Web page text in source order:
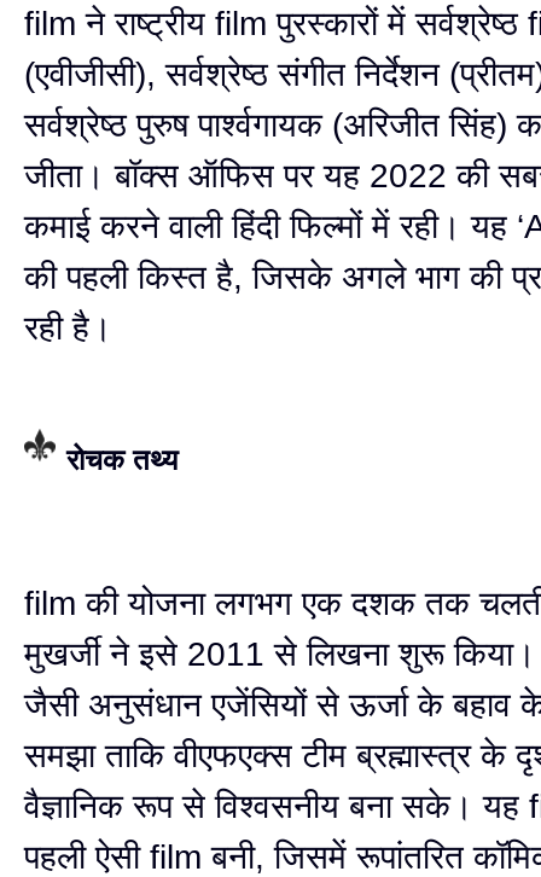
film ने राष्ट्रीय film पुरस्कारों में सर्वश्रेष्ठ
(एवीजीसी), सर्वश्रेष्ठ संगीत निर्देशन
सर्वश्रेष्ठ पुरुष पार्श्वगायक (अरिजीत सिंह)
जीता। बॉक्स ऑफिस पर यह 2022 की
कमाई करने वाली हिंदी फिल्मों में रही। यह
की पहली किस्त है, जिसके अगले भाग की
रही है।
रोचक तथ्य
film की योजना लगभग एक दशक तक
मुखर्जी ने इसे 2011 से लिखना शुरू किया।
जैसी अनुसंधान एजेंसियों से ऊर्जा के बहाव
समझा ताकि वीएफएक्स टीम ब्रह्मास्त्र के
वैज्ञानिक रूप से विश्वसनीय बना सके। यह
पहली ऐसी film बनी, जिसमें रूपांतरित